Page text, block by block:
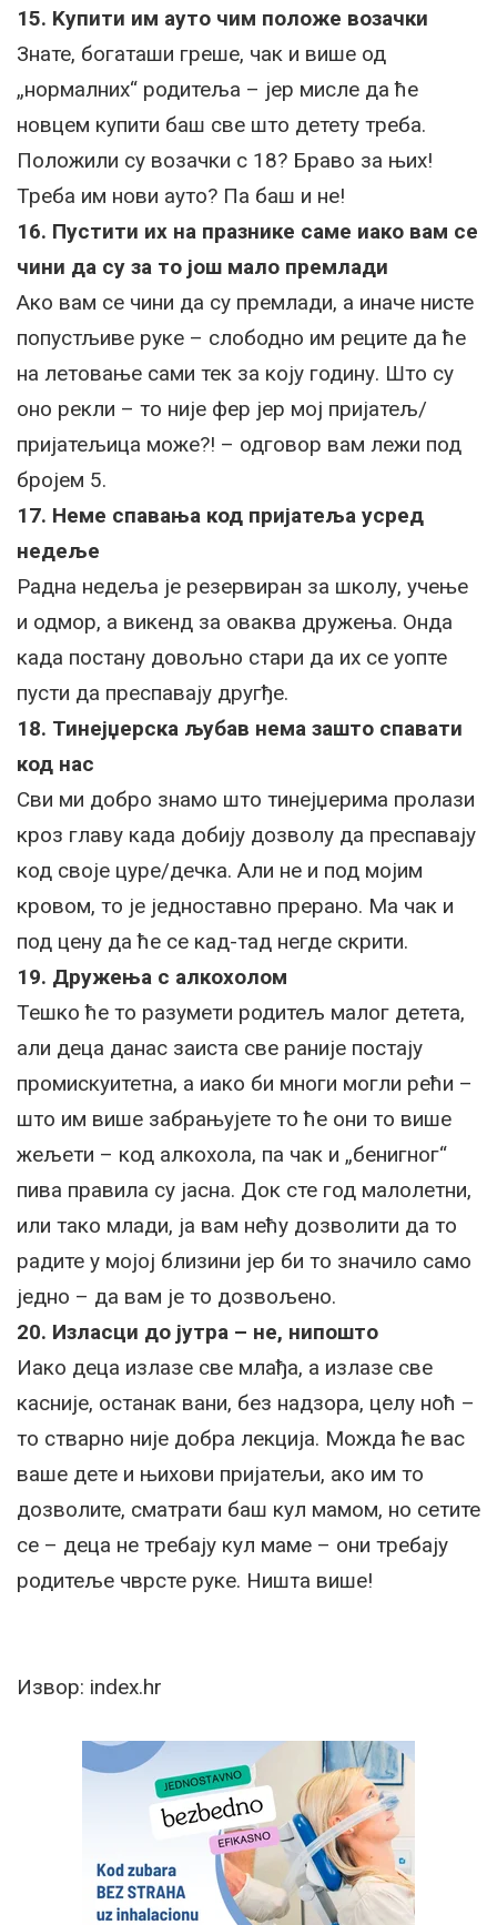
15. Kупити им ауто чим положе возачки
Знате, богаташи греше, чак и више од
„нормалних“ родитеља – јер мисле да ће
новцем купити баш све што детету треба.
Положили су возачки с 18? Браво за њих!
Треба им нови ауто? Па баш и не!
16. Пустити их на празнике саме иако вам се
чини да су за то још мало премлади
Ако вам се чини да су премлади, а иначе нисте
попустљиве руке – слободно им реците да ће
на летовање сами тек за коју годину. Што су
оно рекли – то није фер јер мој пријатељ/
пријатељица може?! – одговор вам лежи под
бројем 5.
17. Неме спавања код пријатеља усред
недеље
Радна недеља је резервиран за школу, учење
и одмор, а викенд за оваква дружења. Онда
када постану довољно стари да их се уопте
пусти да преспавају другђе.
18. Тинејџерска љубав нема зашто спавати
код нас
Сви ми добро знамо што тинејџерима пролази
кроз главу када добију дозволу да преспавају
код своје цуре/дечка. Али не и под мојим
кровом, то је једноставно прерано. Ма чак и
под цену да ће се кад-тад негде скрити.
19. Дружења с алкохолом
Тешко ће то разумети родитељ малог детета,
али деца данас заиста све раније постају
промискуитетна, а иако би многи могли рећи –
што им више забрањујете то ће они то више
жељети – код алкохола, па чак и „бенигног“
пива правила су јасна. Док сте год малолетни,
или тако млади, ја вам нећу дозволити да то
радите у мојој близини јер би то значило само
једно – да вам је то дозвољено.
20. Изласци до јутра – не, нипошто
Иако деца излазе све млађа, а излазе све
касније, останак вани, без надзора, целу ноћ –
то стварно није добра лекција. Можда ће вас
ваше дете и њихови пријатељи, ако им то
дозволите, сматрати баш кул мамом, но сетите
се – деца не требају кул маме – они требају
родитеље чврсте руке. Ништа више!
Извор: index.hr